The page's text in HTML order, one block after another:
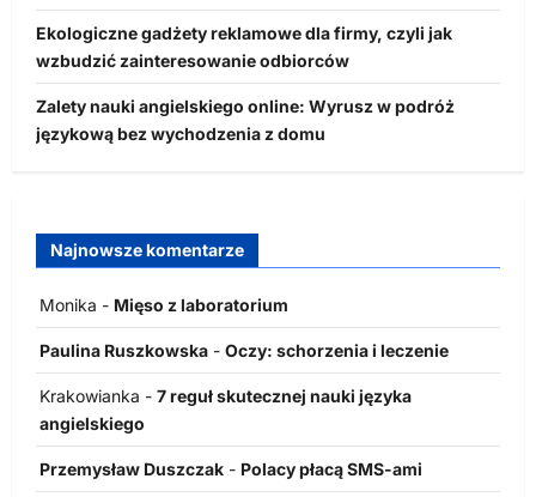
Ekologiczne gadżety reklamowe dla firmy, czyli jak
wzbudzić zainteresowanie odbiorców
Zalety nauki angielskiego online: Wyrusz w podróż
językową bez wychodzenia z domu
Najnowsze komentarze
Monika - Mięso z laboratorium
Paulina Ruszkowska - Oczy: schorzenia i leczenie
Krakowianka - 7 reguł skutecznej nauki języka
angielskiego
Przemysław Duszczak - Polacy płacą SMS-ami